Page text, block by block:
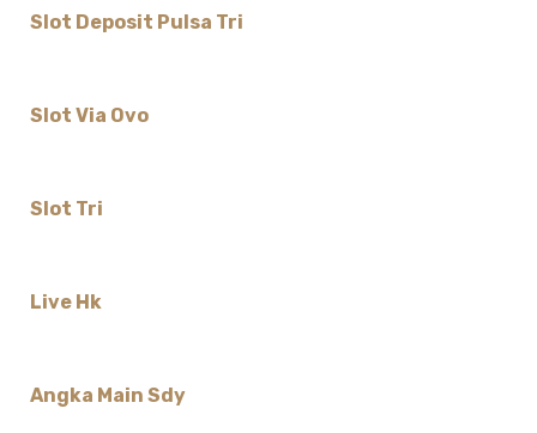
Slot Deposit Pulsa Tri
Slot Via Ovo
Slot Tri
Live Hk
Angka Main Sdy